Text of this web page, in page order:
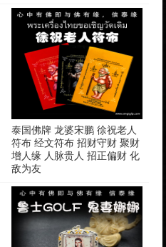
泰国佛牌 龙婆宋鹏 徐祝老人
符布 经文符布 招财守财 聚财
增人缘 人脉贵人 招正偏财 化
敌为友